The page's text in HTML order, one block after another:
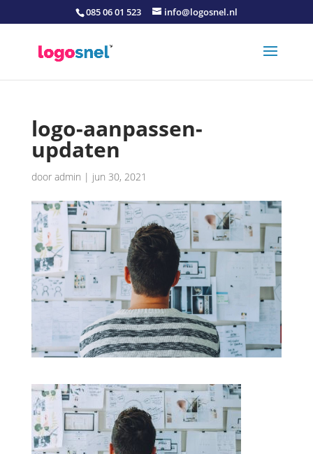
085 06 01 523 info@logosnel.nl
logo-aanpassen-
updaten
door admin | jun 30, 2021